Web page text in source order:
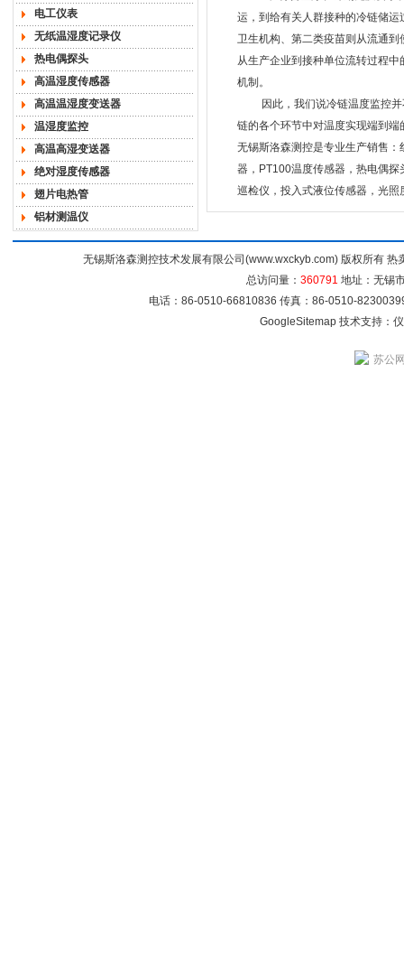
电工仪表
无纸温湿度记录仪
热电偶探头
高温湿度传感器
高温温湿度变送器
温湿度监控
高温高湿变送器
绝对湿度传感器
翅片电热管
铝材测温仪
运，到给有关人群接种的冷链储
卫生机构、第二类疫苗则从流通
从生产企业到接种单位流转过程
机制。
因此，我们说冷链温度监控并
链的各个环节中对温度实现端到
无锡斯洛森测控是专业生产销售
器，PT100温度传感器，热电偶
巡检仪，投入式液位传感器，光
无锡斯洛森测控技术发展有限公司(www.wxckyb.com) 版权所有
总访问量： 360791 地址：无锡
电话：86-0510-66810836 传真：86-0510-
GoogleSitemap技术支持：
苏公